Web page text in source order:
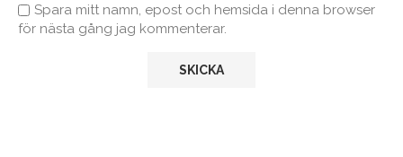
Spara mitt namn, epost och hemsida i denna browser
för nästa gång jag kommenterar.